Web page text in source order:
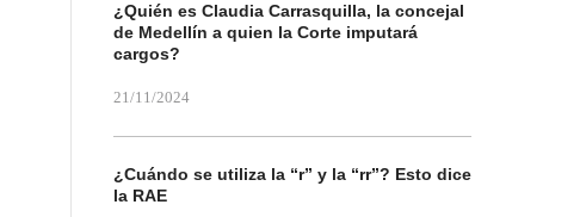
¿Quién es Claudia Carrasquilla, la concejal
de Medellín a quien la Corte imputará
cargos?
21/11/2024
¿Cuándo se utiliza la “r” y la “rr”? Esto dice
la RAE